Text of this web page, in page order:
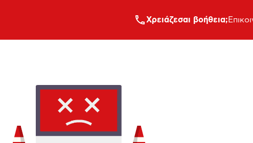
Xρειάζεσαι βοήθεια;